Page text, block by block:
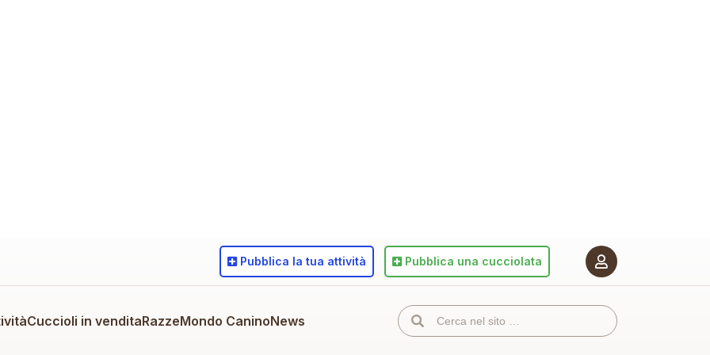
Cuccioli in venditaRazzeMondo CaninoNews
Pubblica la tua attività Pubblica una cucciolata